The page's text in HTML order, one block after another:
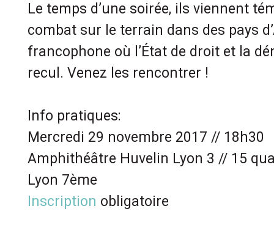
Le temps d’une soirée, ils viennent
combat sur le terrain dans des pays
francophone où l’État de droit et la
recul. Venez les rencontrer !
Info pratiques:
Mercredi 29 novembre 2017 // 18h30
Amphithéâtre Huvelin Lyon 3 // 15
Lyon 7ème
Inscription obligatoire